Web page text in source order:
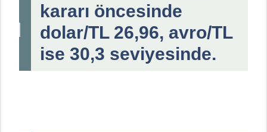
kararı öncesinde
dolar/TL 26,96, avro/TL
ise 30,3 seviyesinde.